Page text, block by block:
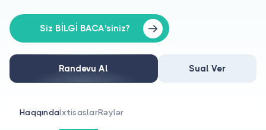
Həkimlər üçün
Siz BİLGİ BACA'siniz?
Randevu Al Sual Ver
HaqqındaİxtisaslarRəylər